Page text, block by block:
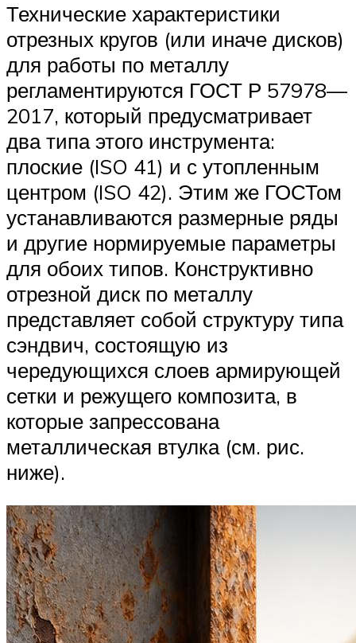
Технические характеристики
отрезных кругов (или иначе дисков)
для работы по металлу
регламентируются ГОСТ Р 57978—
2017, который предусматривает
два типа этого инструмента:
плоские (ISO 41) и с утопленным
центром (ISO 42). Этим же ГОСТом
устанавливаются размерные ряды
и другие нормируемые параметры
для обоих типов. Конструктивно
отрезной диск по металлу
представляет собой структуру типа
сэндвич, состоящую из
чередующихся слоев армирующей
сетки и режущего композита, в
которые запрессована
металлическая втулка (см. рис.
ниже).